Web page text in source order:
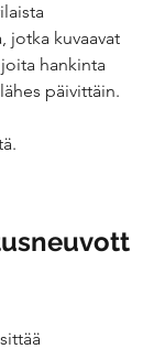
jotka kuvaavat
hankinta
päivittäin.